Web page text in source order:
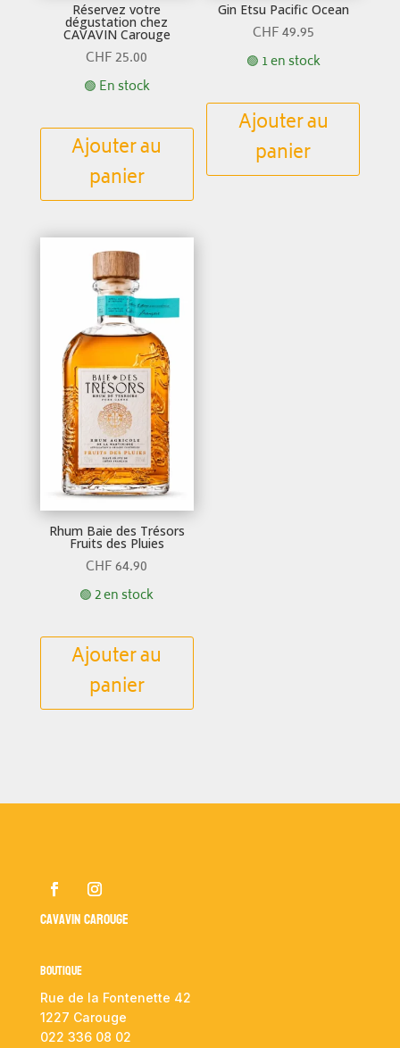
Réservez votre
dégustation chez
CAVAVIN Carouge
CHF25.00
🟢 En stock
Ajouter au
panier
Gin Etsu Pacific Ocean
CHF49.95
🟢 1 en stock
Ajouter au
panier
Rhum Baie des Trésors
Fruits des Pluies
CHF64.90
🟢 2 en stock
Ajouter au
panier
Cavavin Carouge
Boutique
Rue de la Fontenette 42
1227 Carouge
022 336 08 02